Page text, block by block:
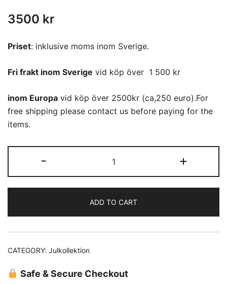
3500 kr
Priset: inklusive moms inom Sverige.
Fri frakt inom Sverige vid köp över 1 500 kr
inom Europa vid köp över 2500kr (ca,250 euro).For
free shipping please contact us before paying for the
items.
-
Silver
Fåglar
quantity
+
ADD TO CART
CATEGORY: Julkollektion
Safe & Secure Checkout